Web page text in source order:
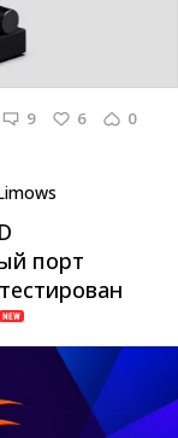
9 6 0
порт